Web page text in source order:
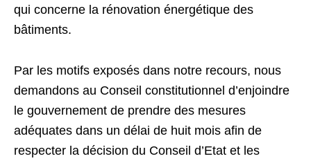
qui concerne la rénovation énergétique des
bâtiments.
Par les motifs exposés dans notre recours, nous
demandons au Conseil constitutionnel d’enjoindre
le gouvernement de prendre des mesures
adéquates dans un délai de huit mois afin de
respecter la décision du Conseil d’Etat et les